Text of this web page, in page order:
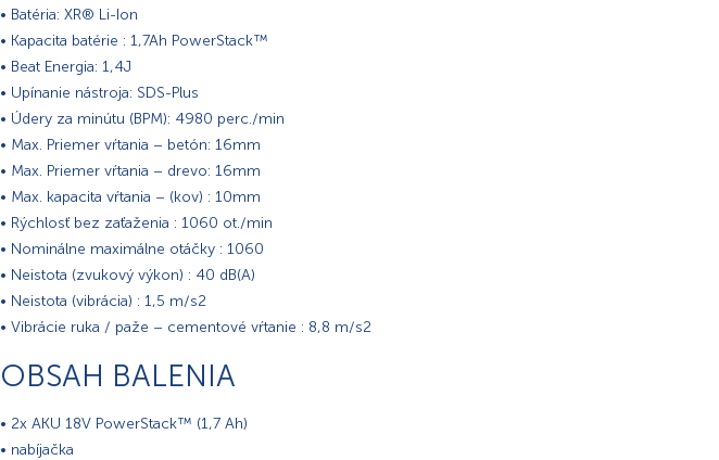
• Batéria: XR® Li-Ion
• Kapacita batérie : 1,7Ah PowerStack™
• Beat Energia: 1,4J
• Upínanie nástroja: SDS-Plus
• Údery za minútu (BPM): 4980 perc./min
• Max. Priemer vŕtania – betón: 16mm
• Max. Priemer vŕtania – drevo: 16mm
• Max. kapacita vŕtania – (kov) : 10mm
• Rýchlosť bez zaťaženia : 1060 ot./min
• Nominálne maximálne otáčky : 1060
• Neistota (zvukový výkon) : 40 dB(A)
• Neistota (vibrácia) : 1,5 m/s2
• Vibrácie ruka / paže – cementové vŕtanie : 8,8 m/s2
OBSAH BALENIA
• 2x AKU 18V PowerStack™ (1,7 Ah)
• nabíjačka